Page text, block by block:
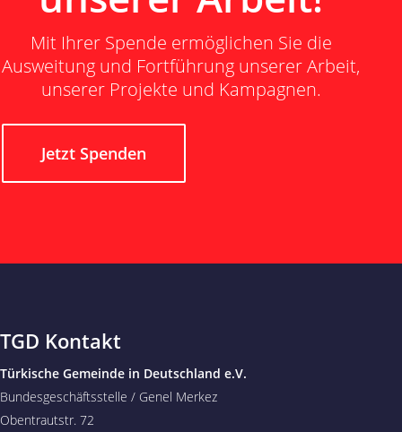
Mit Ihrer Spende ermöglichen Sie die
Ausweitung und Fortführung unserer Arbeit,
unserer Projekte und Kampagnen.
Jetzt Spenden
TGD Kontakt
Türkische Gemeinde in Deutschland e.V.
Bundesgeschäftsstelle / Genel Merkez
Obentrautstr. 72